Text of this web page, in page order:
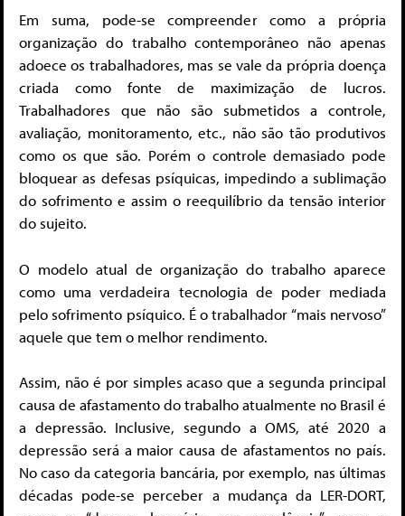
Em suma, pode-se compreender como a própria
organização do trabalho contemporâneo não apenas
adoece os trabalhadores, mas se vale da própria doença
criada como fonte de maximização de lucros.
Trabalhadores que não são submetidos a controle,
avaliação, monitoramento, etc., não são tão produtivos
como os que são. Porém o controle demasiado pode
bloquear as defesas psíquicas, impedindo a sublimação
do sofrimento e assim o reequilíbrio da tensão interior
do sujeito.
O modelo atual de organização do trabalho aparece
como uma verdadeira tecnologia de poder mediada
pelo sofrimento psíquico. É o trabalhador “mais nervoso”
aquele que tem o melhor rendimento.
Assim, não é por simples acaso que a segunda principal
causa de afastamento do trabalho atualmente no Brasil é
a depressão. Inclusive, segundo a OMS, até 2020 a
depressão será a maior causa de afastamentos no país.
No caso da categoria bancária, por exemplo, nas últimas
décadas pode-se perceber a mudança da LER-DORT,